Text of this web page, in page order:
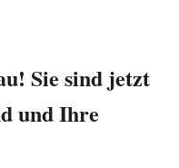
Sie sind jetzt
und Ihre